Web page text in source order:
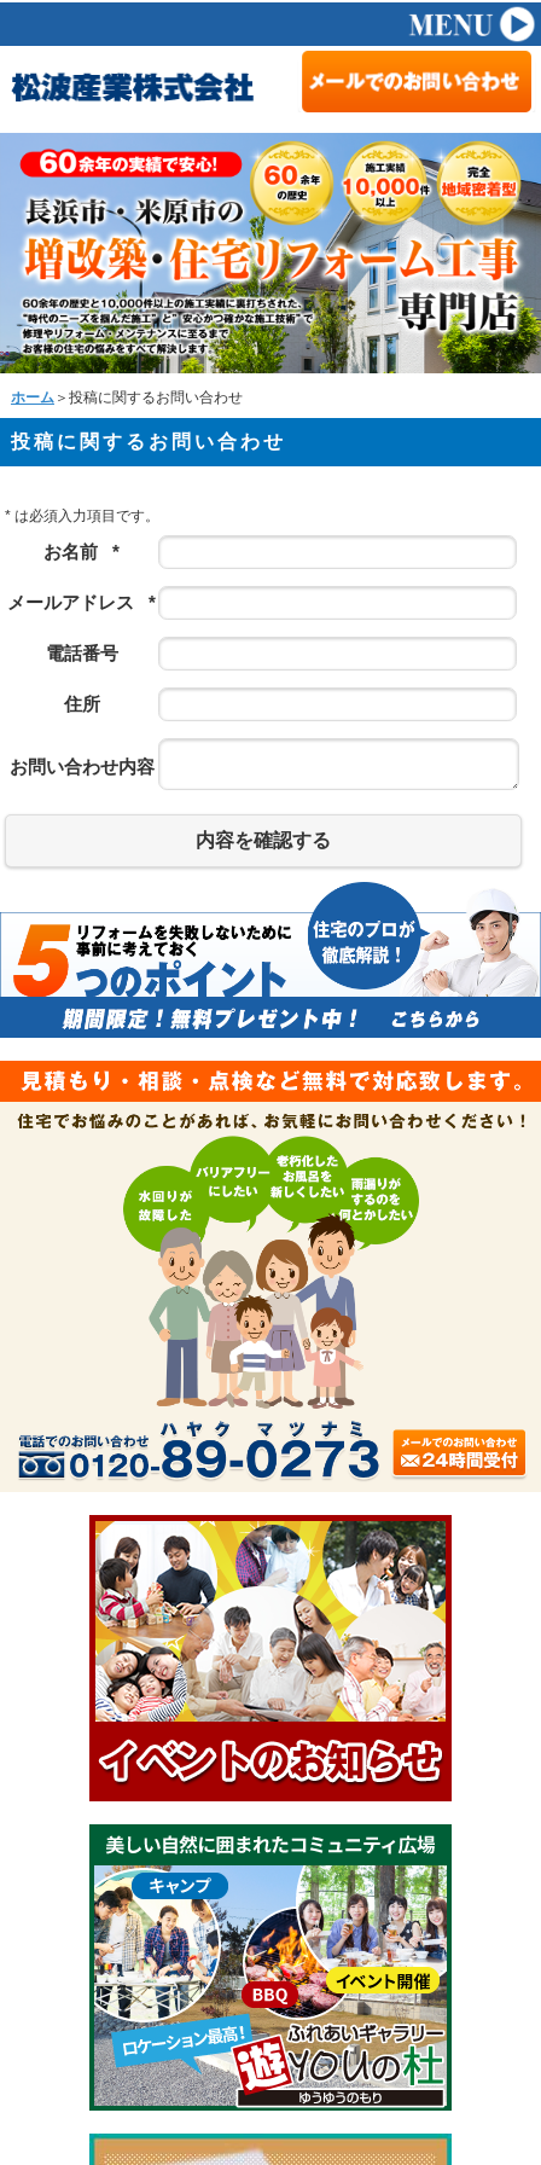
ホーム ＞投稿に関するお問い合わせ
投稿に関するお問い合わせ
* は必須入力項目です。
お名前 *
メールアドレス *
電話番号
住所
お問い合わせ内容
内容を確認する